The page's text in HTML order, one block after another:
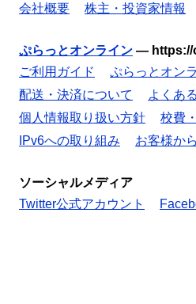
会社概要
株主・投資家情報
ぷらっとオンライン —
ご利用ガイド
ぷらっとオン
配送・決済について
よくあ
個人情報取り扱い方針
校費
IPv6への取り組み
お客様か
ソーシャルメディア
Twitter公式アカウント